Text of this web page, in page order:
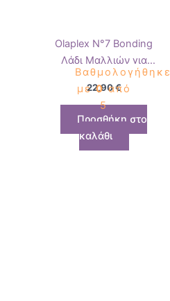
Olaplex N°7 Bonding
Λάδι Μαλλιών για
Λείανση 30ml
Βαθμολογήθηκε
με0από
5
22,90€
Προσθήκη στο
καλάθι